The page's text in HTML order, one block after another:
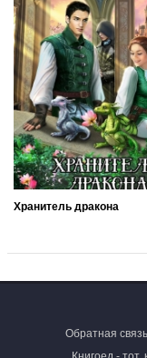
Хранитель дракона
Обратная